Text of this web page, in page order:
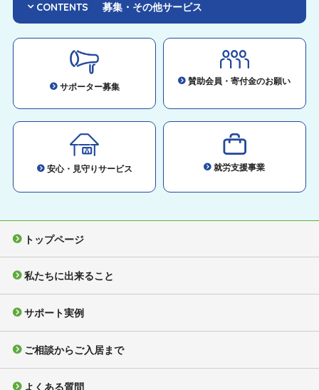
CONTENTS 募集・その他サービス
サポーター募集
賛助会員・寄付金のお願い
安心・見守りサービス 就労支援事業
トップページ
私たちに出来ること
サポート実例
ご相談からご入居まで
よくある質問